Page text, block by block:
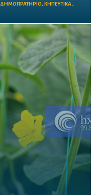
ΔΗΜΟΠΡΑΤΗΡΙΟ, ΚΗΠΕΥΤΙΚΑ ,